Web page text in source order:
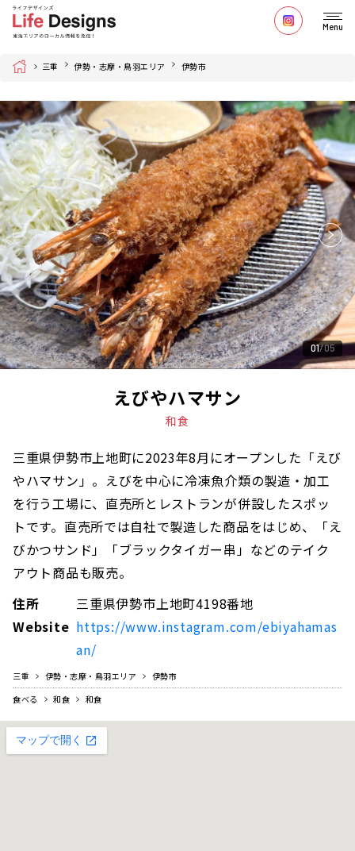
Menu
Home 三重 伊勢・志摩・鳥羽エリア 伊勢市
01 05
えびやハマサン
和食
三重県伊勢市上地町に2023年8月にオープンした「えび
やハマサン」。えびを中心に冷凍魚介類の製造・加工
を行う工場に、直売所とレストランが併設したスポッ
トです。直売所では自社で製造した商品をはじめ、「え
びかつサンド」「ブラックタイガー串」などのテイク
アウト商品も販売。
住所
三重県伊勢市上地町4198番地
Website https://www.instagram.com/ebiyahamas
an/
三重 伊勢・志摩・鳥羽エリア
伊勢市
食べる
和食 和食